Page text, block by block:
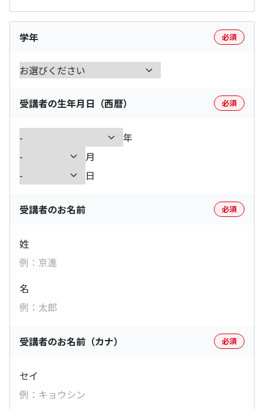
学年 必須
受講者の生年月日（西暦） 必須
年
月
日
受講者のお名前 必須
姓
名
受講者のお名前（カナ） 必須
セイ